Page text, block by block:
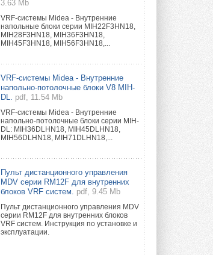
3.63 Mb
VRF-системы Midea - Внутренние
напольные блоки серии MIH22F3HN18,
MIH28F3HN18, MIH36F3HN18,
MIH45F3HN18, MIH56F3HN18,...
VRF-системы Midea - Внутренние
напольно-потолочные блоки V8 MIH-
DL.
pdf, 11.54 Mb
VRF-системы Midea - Внутренние
напольно-потолочные блоки серии MIH-
DL: MIH36DLHN18, MIH45DLHN18,
MIH56DLHN18, MIH71DLHN18,...
Пульт дистанционного управления
MDV серии RM12F для внутренних
блоков VRF систем.
pdf, 9.45 Mb
Пульт дистанционного управления MDV
серии RM12F для внутренних блоков
VRF систем. Инструкция по установке и
эксплуатации.